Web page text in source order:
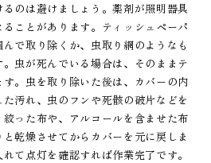
のは避けましょう。薬剤が照明器具
ことがあります。ティッシュペーパ
で取り除くか、虫取り網のようなも
虫が死んでいる場合は、そのままテ
。虫を取り除いた後は、カバーの内
汚れ、虫のフンや死骸の破片などを
った布や、アルコールを含ませた布
乾燥させてからカバーを元に戻しま
て点灯を確認すれば作業完了です。